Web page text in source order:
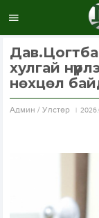
хулгай
нөхцөл
Aдмин / Улстөр